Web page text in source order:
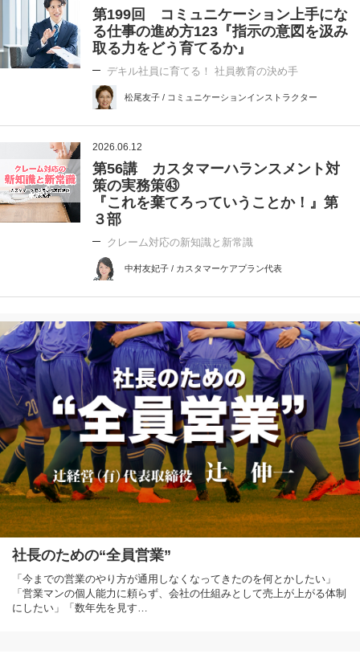
第199回 コミュニケーション上手にな
る仕事の進め方123『指示の意図を汲み
取る力をどう育てるか』
デキル社員に育てる！ 社員教育の決め手
松尾友子 / コミュニケーションインストラクター
2026.06.12
第56講 カスタマーハランスメント対
策の実務策㊸
『これを棄てろっていうことか！』第
３部
クレーム対応の新知識と新常識
中村友妃子 / カスタマーケアプラン代表
社長のための“全員営業”
「今までの営業のやり方が通用しなくなってきたのを何とかしたい」
「営業マンの個人能力に頼らず、会社の仕組みとして売上が上がる体制
にしたい」「数年先を見す…